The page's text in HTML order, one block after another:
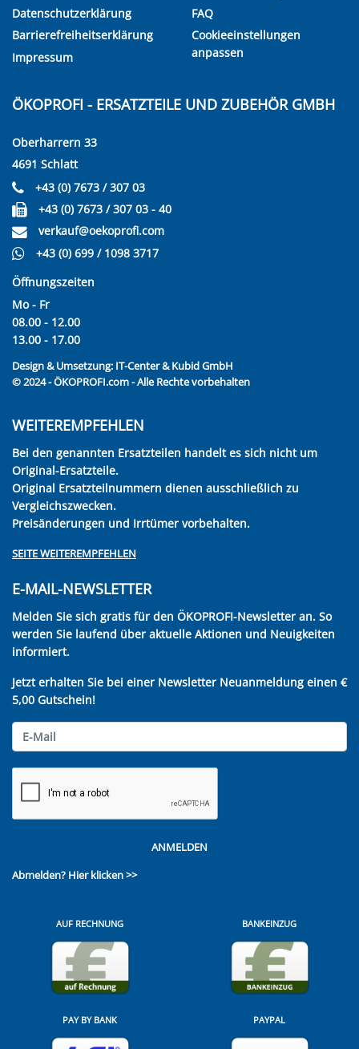
Datenschutzerklärung
Barrierefreiheitserklärung
Impressum
FAQ
Cookieeinstellungen
anpassen
ÖKOPROFI - ERSATZTEILE UND ZUBEHÖR GMBH
Oberharrern 33
4691 Schlatt
+43 (0) 7673 / 307 03
+43 (0) 7673 / 307 03 - 40
verkauf@oekoprofi.com
+43 (0) 699 / 1098 3717
Öffnungszeiten
Mo - Fr
08.00 - 12.00
13.00 - 17.00
Design & Umsetzung: IT-Center & Kubid GmbH
© 2024 - ÖKOPROFI.com - Alle Rechte vorbehalten
WEITEREMPFEHLEN
Bei den genannten Ersatzteilen handelt es sich nicht um
Original-Ersatzteile.
Original Ersatzteilnummern dienen ausschließlich zu
Vergleichszwecken.
Preisänderungen und Irrtümer vorbehalten.
SEITE WEITEREMPFEHLEN
E-MAIL-NEWSLETTER
Melden Sie sich gratis für den ÖKOPROFI-Newsletter an. So
werden Sie laufend über aktuelle Aktionen und Neuigkeiten
informiert.
Jetzt erhalten Sie bei einer Newsletter Neuanmeldung einen €
5,00 Gutschein!
ANMELDEN
Abmelden? Hier klicken >>
AUF RECHNUNG BANKEINZUG
PAY BY BANK PAYPAL